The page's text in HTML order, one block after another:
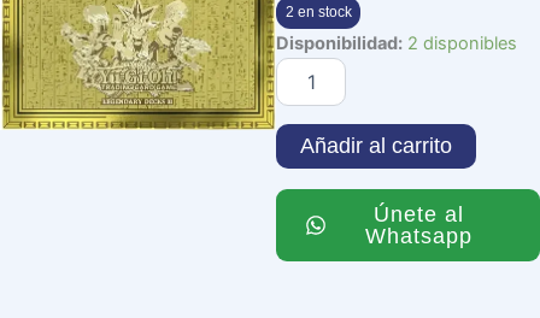
2 en stock
Disponibilidad: 2 disponibles
LEGENDARY
DECK
cantidad
Añadir al carrito
Únete al
Whatsapp